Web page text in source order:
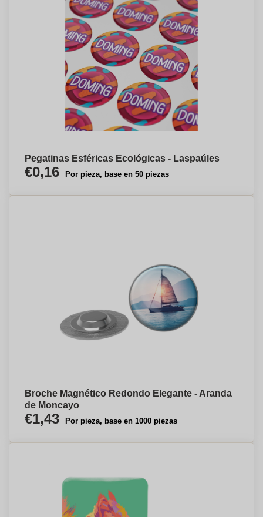
Pegatinas Esféricas Ecológicas - Laspaúles
€0,16 Por pieza, base en 50 piezas
Broche Magnético Redondo Elegante - Aranda
de Moncayo
€1,43 Por pieza, base en 1000 piezas